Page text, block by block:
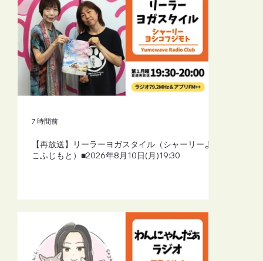
【再放送】リーラーヨガスタイル（シャーリーよし
こふじもと）■2026年8月10日(月)19:30
7 時間前